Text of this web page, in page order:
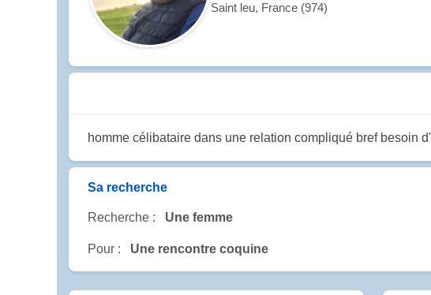
Saint leu, France (974)
homme célibataire dans une relation compliqué bref besoin
Sa recherche
Recherche : Une femme
Pour : Une rencontre coquine